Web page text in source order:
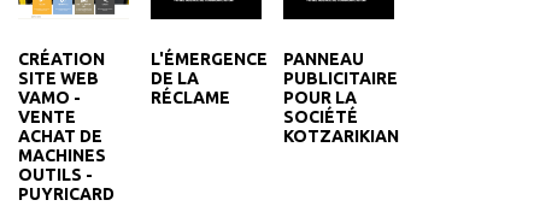
CRÉATION
SITE WEB
VAMO -
VENTE
ACHAT DE
MACHINES
OUTILS -
PUYRICARD
L'ÉMERGENCE
DE LA
RÉCLAME
PANNEAU
PUBLICITAIRE
POUR LA
SOCIÉTÉ
KOTZARIKIAN